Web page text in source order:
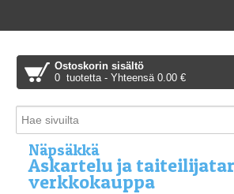
Ostoskorin sisältö
0 tuotetta - Yhteensä 0.00 €
Näpsäkkä
Askartelu ja
verkkokauppa